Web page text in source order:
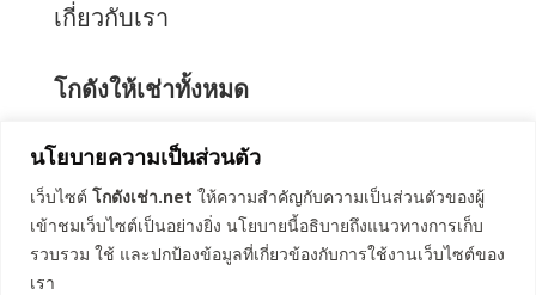
นโยบายความเป็นส่วนตัว
เว็บไซต์ โกดังเช่า.net ให้ความสำคัญกับความเป็นส่วนตัวของผู้
เข้าชมเว็บไซต์เป็นอย่างยิ่ง นโยบายนี้อธิบายถึงแนวทางการเก็บ
รวบรวม ใช้ และปกป้องข้อมูลที่เกี่ยวข้องกับการใช้งานเว็บไซต์ของ
เรา
เกี่ยวกับเรา
โกดังให้เช่าทั้งหมด
โกดังคลอง 3 ธัญบุรี (เฟส 1)
โกดังคลอง 4 ลำลูกกา 67
โกดังคลอง 4 ลำลูกกา 69
โกดังรังสิต-นครนายก 57